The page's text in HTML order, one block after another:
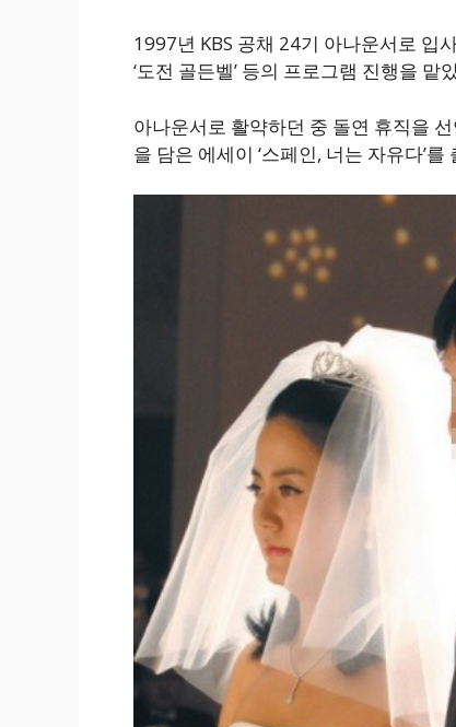
1997년 KBS 공채 24기 아나운서로 입
‘도전 골든벨’ 등의 프로그램 진행을 맡
아나운서로 활약하던 중 돌연 휴직을
을 담은 에세이 ‘스페인, 너는 자유다’